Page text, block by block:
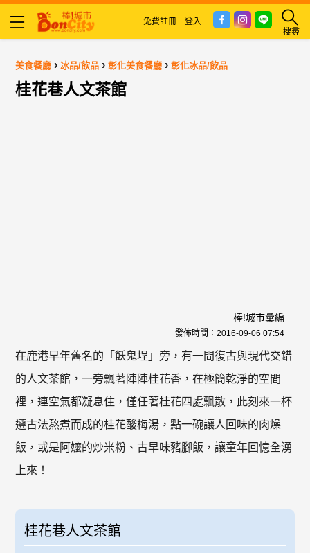
搜尋
免費註冊 登入
美食餐廳 ›冰品/飲品 ›彰化美食餐廳 ›彰化冰品/飲品
桂花巷人文茶館
棒!城市彙編
發佈時間： 2016-09-06 07:54
在鹿港早年舊名的「飫鬼埕」旁，有一間復古與現代交錯
的人文茶館，一旁飄著陣陣桂花香，在極簡乾淨的空間
裡，連空氣都凝息住，僅任著桂花四處飄散，此刻來一杯
遵古法熬煮而成的桂花酸梅湯，點一碗讓人回味的肉燥
飯，或是阿嬤的炒米粉、古早味豬腳飯，讓童年回憶全湧
上來！
桂花巷人文茶館